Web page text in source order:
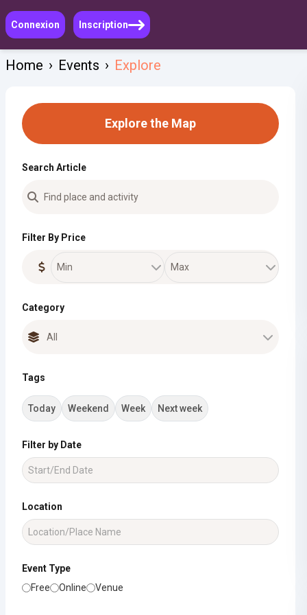
Connexion Inscription
Home › Events › Explore
Explore the Map
Search Article
Filter By Price
Category
Tags
Today Weekend Week Next week
Filter by Date
Location
Event Type
Free
Online Venue